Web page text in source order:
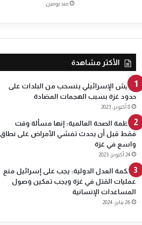
منذ يومين
الأكثر مشاهدة
الجيش الإسرائيلي ينسحب من البلدات على
حدود غزة بسبب الهجمات المضادة
8 أكتوبر، 2023
منظمة الصحة العالمية: إنها مسألة وقت
فقط قبل أن يحدث تفشي الأمراض على نطاق
واسع في غزة
24 أكتوبر، 2023
محكمة العدل الدولية: يجب على إسرائيل منع
عمليات القتل في غزة ويجب تمكين وصول
المساعدات الإنسانية
26 يناير، 2024